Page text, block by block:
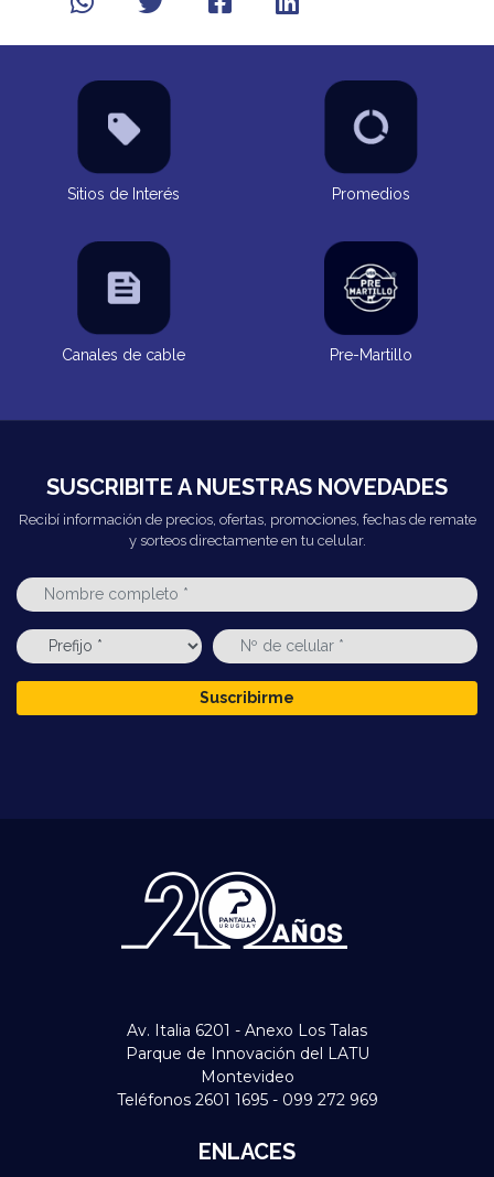
Sitios de Interés Promedios
Canales de cable Pre-Martillo
SUSCRIBITE A NUESTRAS NOVEDADES
Recibí información de precios, ofertas, promociones, fechas de remate
y sorteos directamente en tu celular.
Suscribirme
Av. Italia 6201 - Anexo Los Talas
Parque de Innovación del LATU
Montevideo
Teléfonos 2601 1695 - 099 272 969
ENLACES